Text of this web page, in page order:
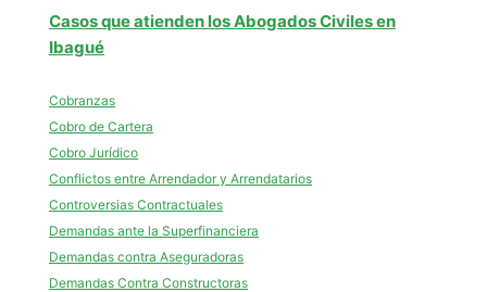
Casos que atienden los Abogados Civiles en
Ibagué
Cobranzas
Cobro de Cartera
Cobro Jurídico
Conflictos entre Arrendador y Arrendatarios
Controversias Contractuales
Demandas ante la Superfinanciera
Demandas contra Aseguradoras
Demandas Contra Constructoras